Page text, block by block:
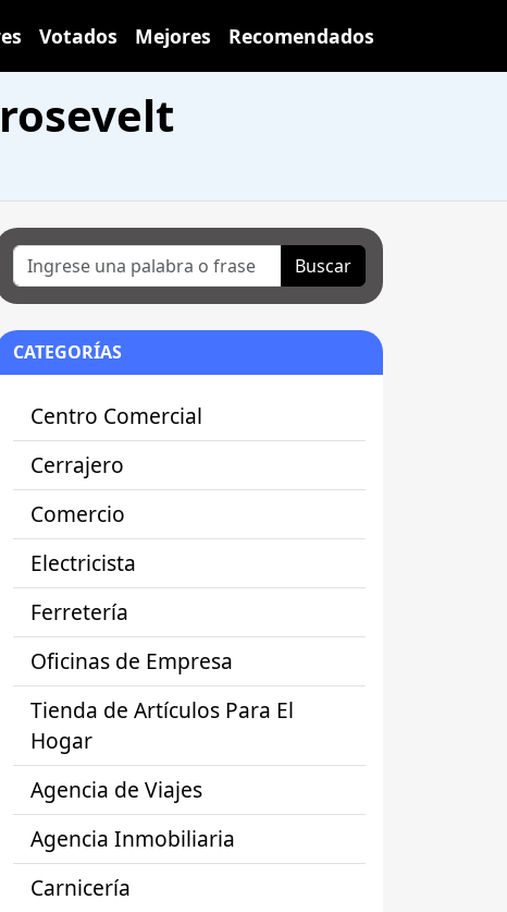
Votados Mejores Recomendados
Buscar
CATEGORÍAS
Centro Comercial
Cerrajero
Comercio
Electricista
Ferretería
Oficinas de Empresa
Tienda de Artículos Para El
Hogar
Agencia de Viajes
Agencia Inmobiliaria
Carnicería